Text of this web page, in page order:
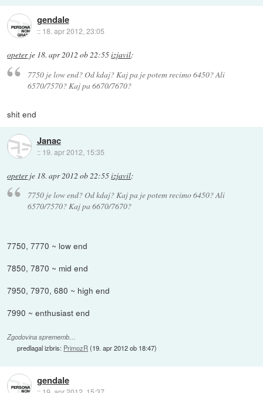
gendale
:: 18. apr 2012, 23:05
opeterje 18. apr 2012 ob 22:55izjavil:
7750 je low end? Od kdaj? Kaj pa je potem recimo 6450? Ali
6570/7570? Kaj pa 6670/7670?
shit end
Janac
:: 19. apr 2012, 15:35
opeterje 18. apr 2012 ob 22:55izjavil:
7750 je low end? Od kdaj? Kaj pa je potem recimo 6450? Ali
6570/7570? Kaj pa 6670/7670?
7750, 7770 ~ low end
7850, 7870 ~ mid end
7950, 7970, 680 ~ high end
7990 ~ enthusiast end
Zgodovina sprememb…
predlagal izbris: PrimozR(19. apr 2012 ob 18:47)
gendale